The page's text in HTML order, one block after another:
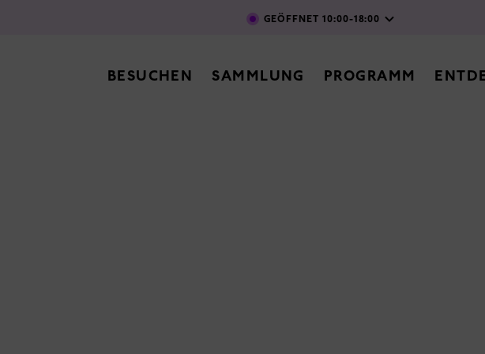
Direkt zum Inhalt
Top Navigation
BESUCHEN SAMMLUNG PROGRAMM
GEÖFFNET 10:00-18:00